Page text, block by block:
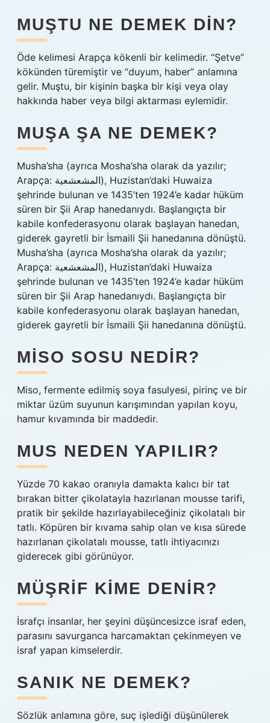
MUŞTU NE DEMEK DIN?
Öde kelimesi Arapça kökenli bir kelimedir. “Şetve”
kökünden türemiştir ve “duyum, haber” anlamına
gelir. Muştu, bir kişinin başka bir kişi veya olay
hakkında haber veya bilgi aktarması eylemidir.
MUŞA ŞA NE DEMEK?
Musha’sha (ayrıca Mosha’sha olarak da yazılır;
Arapça: المشعشعية), Huzistan’daki Huwaiza
şehrinde bulunan ve 1435’ten 1924’e kadar hüküm
süren bir Şii Arap hanedanıydı. Başlangıçta bir
kabile konfederasyonu olarak başlayan hanedan,
giderek gayretli bir İsmaili Şii hanedanına dönüştü.
Musha’sha (ayrıca Mosha’sha olarak da yazılır;
Arapça: المشعشعية), Huzistan’daki Huwaiza
şehrinde bulunan ve 1435’ten 1924’e kadar hüküm
süren bir Şii Arap hanedanıydı. Başlangıçta bir
kabile konfederasyonu olarak başlayan hanedan,
giderek gayretli bir İsmaili Şii hanedanına dönüştü.
MISO SOSU NEDIR?
Miso, fermente edilmiş soya fasulyesi, pirinç ve bir
miktar üzüm suyunun karışımından yapılan koyu,
hamur kıvamında bir maddedir.
MUS NEDEN YAPILIR?
Yüzde 70 kakao oranıyla damakta kalıcı bir tat
bırakan bitter çikolatayla hazırlanan mousse tarifi,
pratik bir şekilde hazırlayabileceğiniz çikolatalı bir
tatlı. Köpüren bir kıvama sahip olan ve kısa sürede
hazırlanan çikolatalı mousse, tatlı ihtiyacınızı
giderecek gibi görünüyor.
MÜŞRIF KIME DENIR?
İsrafçı insanlar, her şeyini düşüncesizce israf eden,
parasını savurganca harcamaktan çekinmeyen ve
israf yapan kimselerdir.
SANIK NE DEMEK?
Sözlük anlamına göre, suç işlediği düşünülerek